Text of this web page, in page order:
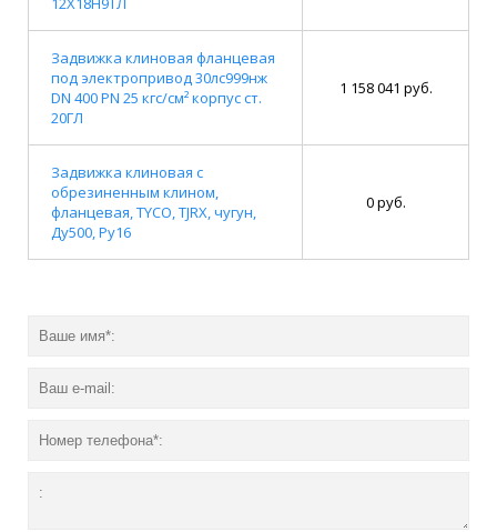
Задвижка клиновая фланцевая
под электропривод 30лс999нж
DN 400 PN 25 кгс/см² корпус ст.
20ГЛ
1 158 041 руб.
Задвижка клиновая с
обрезиненным клином,
фланцевая, TYCO, TJRX, чугун,
Ду500, Ру16
0 руб.